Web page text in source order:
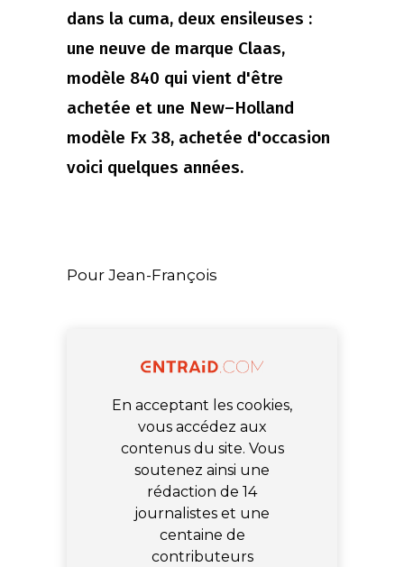
dans la cuma, deux ensileuses :
une neuve de marque Claas,
modèle 840 qui vient d'être
achetée et une New–Holland
modèle Fx 38, achetée d'occasion
voici quelques années.
Pour Jean-François
En acceptant les cookies,
vous accédez aux
contenus du site. Vous
soutenez ainsi une
rédaction de 14
journalistes et une
centaine de
contributeurs